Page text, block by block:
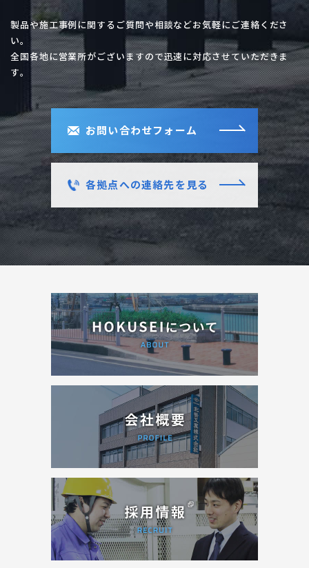
製品や施工事例に関するご質問や相談などお気軽にご連絡くださ
い。
全国各地に営業所がございますので迅速に対応させていただきま
す。
お問い合わせフォーム
各拠点への連絡先を見る